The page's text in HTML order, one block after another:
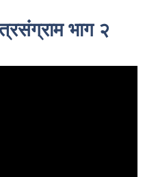
भाग २